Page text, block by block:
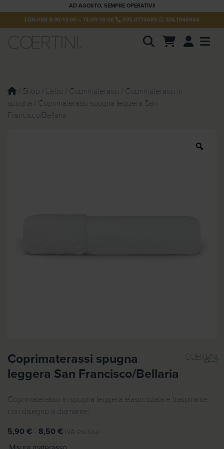
AD AGOSTO, SEMPRE OPERATIVI!
LUN-VEN 8:30/13:00 – 14:00/18:00 035.0774680 334.1046904
Account
u
c
t
s
/ Shop / Letto / Coprimaterassi / Coprimaterassi in
spugna / Coprimaterassi spugna leggera San
Francisco/Bellaria
Coprimaterassi spugna
leggera San Francisco/Bellaria
Coprimaterasso in spugna leggera elasticizzata e traspirante
con disegno a diamante.
5,90 € - 8,50 €FIVA esclusa